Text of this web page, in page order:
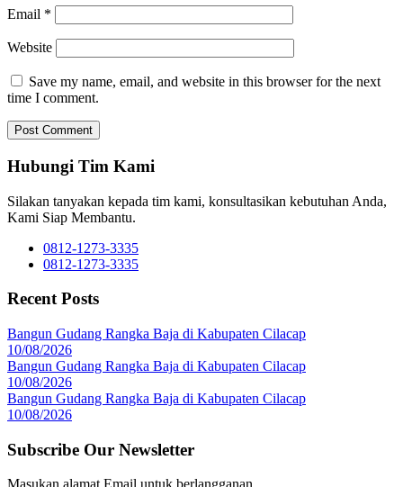
Email *
Website
Save my name, email, and website in this browser for the next
time I comment.
Hubungi Tim Kami
Silakan tanyakan kepada tim kami, konsultasikan kebutuhan Anda,
Kami Siap Membantu.
0812-1273-3335
0812-1273-3335
Recent Posts
Bangun Gudang Rangka Baja di Kabupaten Cilacap
10/08/2026
Bangun Gudang Rangka Baja di Kabupaten Cilacap
10/08/2026
Bangun Gudang Rangka Baja di Kabupaten Cilacap
10/08/2026
Subscribe Our Newsletter